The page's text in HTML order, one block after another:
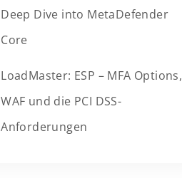
Deep Dive into MetaDefender
Core
LoadMaster: ESP – MFA Options,
WAF und die PCI DSS-
Anforderungen